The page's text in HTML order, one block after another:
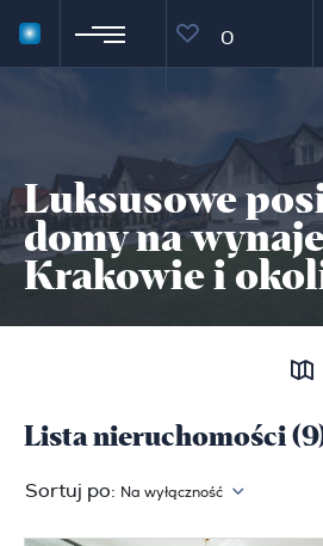
0
Luksusowe
domy na
Krakowie i
Lista nieruchomości
Sortuj po: Na wyłączność